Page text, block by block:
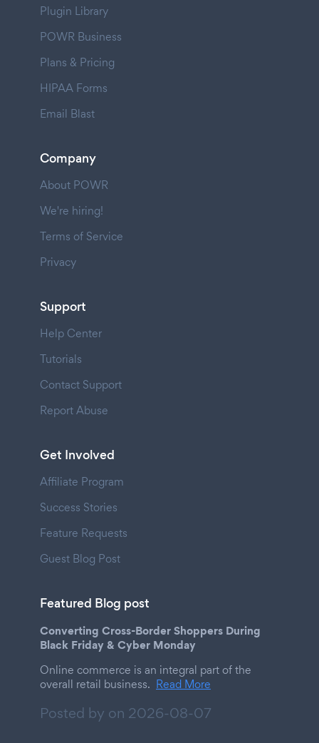
Plugin Library
POWR Business
Plans & Pricing
HIPAA Forms
Email Blast
Company
About POWR
We're hiring!
Terms of Service
Privacy
Support
Help Center
Tutorials
Contact Support
Report Abuse
Get Involved
Affiliate Program
Success Stories
Feature Requests
Guest Blog Post
Featured Blog post
Converting Cross-Border Shoppers During
Black Friday & Cyber Monday
Online commerce is an integral part of the
overall retail business. Read More
Posted by on 2026-08-07